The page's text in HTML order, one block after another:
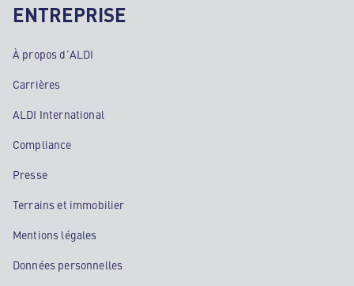
ENTREPRISE
À propos d'ALDI
Carrières
ALDI International
Compliance
Presse
Terrains et immobilier
Mentions légales
Données personnelles